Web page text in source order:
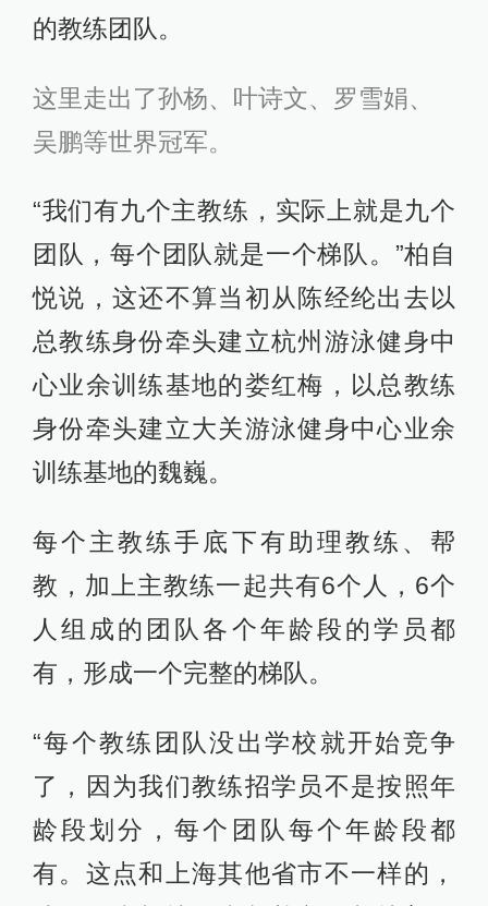
的教练团队。
这里走出了孙杨、叶诗文、罗雪娟、
吴鹏等世界冠军。
“我们有九个主教练，实际上就是九个
团队，每个团队就是一个梯队。”柏自
悦说，这还不算当初从陈经纶出去以
总教练身份牵头建立杭州游泳健身中
心业余训练基地的娄红梅，以总教练
身份牵头建立大关游泳健身中心业余
训练基地的魏巍。
每个主教练手底下有助理教练、帮
教，加上主教练一起共有6个人，6个
人组成的团队各个年龄段的学员都
有，形成一个完整的梯队。
“每个教练团队没出学校就开始竞争
了，因为我们教练招学员不是按照年
龄段划分，每个团队每个年龄段都
有。这点和上海其他省市不一样的，